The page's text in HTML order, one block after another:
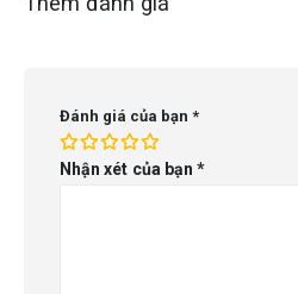
Đánh giá của bạn *
Nhận xét của bạn*